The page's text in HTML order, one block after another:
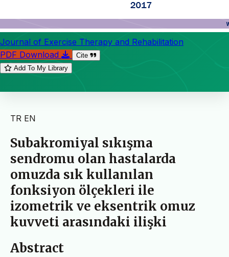
Journal of Exercise Therapy and Rehabilitation
PDF Download
Cite
Add To My Library
TR EN
Subakromiyal sıkışma
sendromu olan hastalarda
omuzda sık kullanılan
fonksiyon ölçekleri ile
izometrik ve eksentrik omuz
kuvveti arasındaki ilişki
Abstract